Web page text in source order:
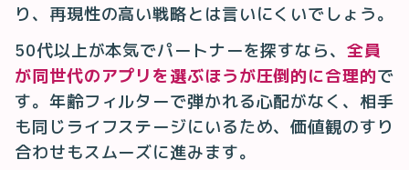
り、再現性の高い戦略とは言いにくいでしょう。
50代以上が本気でパートナーを探すなら、 全員
が同世代のアプリを選ぶほうが圧倒的に合理的で
す。年齢フィルターで弾かれる心配がなく、相手
も同じライフステージにいるため、価値観のすり
合わせもスムーズに進みます。